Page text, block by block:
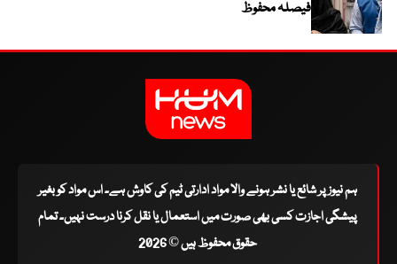
فیصلہ محفوظ
ہم نیوز پر شائع یا نشر ہونے والا مواد ادارتی ٹیم کی کاوش ہے۔ اس مواد کو بغیر
پیشگی اجازت کسی بھی صورت میں استعمال یا نقل کرنا درست نہیں۔ تمام
حقوق محفوظ ہیں © 2026